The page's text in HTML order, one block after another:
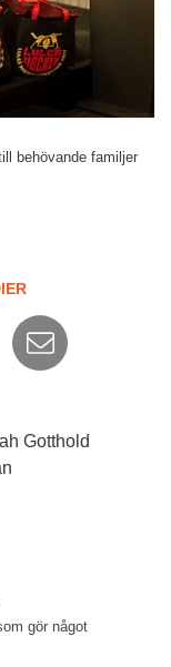
behövande familjer
Gotthold
webbplats, öppnas
till annan webbplats,
gör något
i nytt fönster.